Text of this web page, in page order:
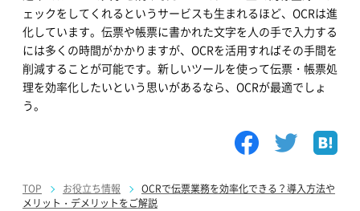
ェックをしてくれるというサービスも生まれるほど、OCRは進
化しています。伝票や帳票に書かれた文字を人の手で入力する
には多くの時間がかかりますが、OCRを活用すればその手間を
削減することが可能です。新しいツールを使って伝票・帳票処
理を効率化したいという思いがあるなら、OCRが最適でしょ
う。
TOP お役立ち情報
OCRで伝票業務を効率化できる？導入方法や
メリット・デメリットをご解説